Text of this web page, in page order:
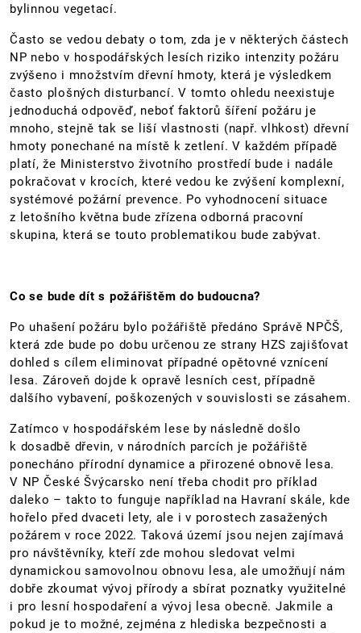
bylinnou vegetací.
Často se vedou debaty o tom, zda je v některých částech
NP nebo v hospodářských lesích riziko intenzity požáru
zvýšeno i množstvím dřevní hmoty, která je výsledkem
často plošných disturbancí. V tomto ohledu neexistuje
jednoduchá odpověď, neboť faktorů šíření požáru je
mnoho, stejně tak se liší vlastnosti (např. vlhkost) dřevní
hmoty ponechané na místě k zetlení. V každém případě
platí, že Ministerstvo životního prostředí bude i nadále
pokračovat v krocích, které vedou ke zvýšení komplexní,
systémové požární prevence. Po vyhodnocení situace
z letošního května bude zřízena odborná pracovní
skupina, která se touto problematikou bude zabývat.
Co se bude dít s požářištěm do budoucna?
Po uhašení požáru bylo požářiště předáno Správě NPČŠ,
která zde bude po dobu určenou ze strany HZS zajišťovat
dohled s cílem eliminovat případné opětovné vznícení
lesa. Zároveň dojde k opravě lesních cest, případně
dalšího vybavení, poškozených v souvislosti se zásahem.
Zatímco v hospodářském lese by následně došlo
k dosadbě dřevin, v národních parcích je požářiště
ponecháno přírodní dynamice a přirozené obnově lesa.
V NP České Švýcarsko není třeba chodit pro příklad
daleko – takto to funguje například na Havraní skále, kde
hořelo před dvaceti lety, ale i v porostech zasažených
požárem v roce 2022. Taková území jsou nejen zajímavá
pro návštěvníky, kteří zde mohou sledovat velmi
dynamickou samovolnou obnovu lesa, ale umožňují nám
dobře zkoumat vývoj přírody a sbírat poznatky využitelné
i pro lesní hospodaření a vývoj lesa obecně. Jakmile a
pokud je to možné, zejména z hlediska bezpečnosti a